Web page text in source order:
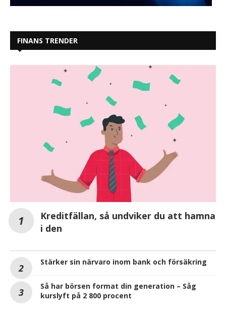
FINANS TRENDER
Kreditfällan, så undviker du att hamna
i den
Stärker sin närvaro inom bank och försäkring
Så har börsen format din generation – Såg
kurslyft på 2 800 procent